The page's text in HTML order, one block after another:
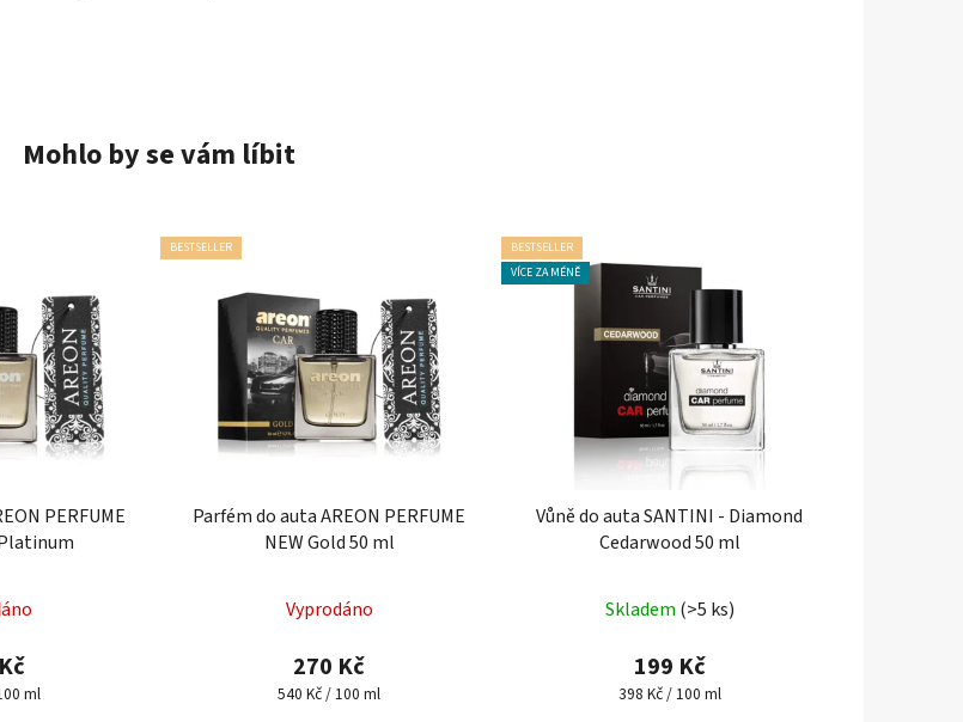
Mohlo by se vám líbit
PERFUME
ml
BESTSELLER
Parfém do auta AREON PERFUME
NEW Gold 50 ml
Vyprodáno
270 Kč
Měrná
540 Kč / 100 ml
BESTSELLER
VÍCE ZA MÉNĚ
Vůně do auta SANTINI - Diamond
Cedarwood 50 ml
hodnocení
produktu
je
Skladem (>5 ks)
199 Kč
Měrná
398 Kč / 100 ml